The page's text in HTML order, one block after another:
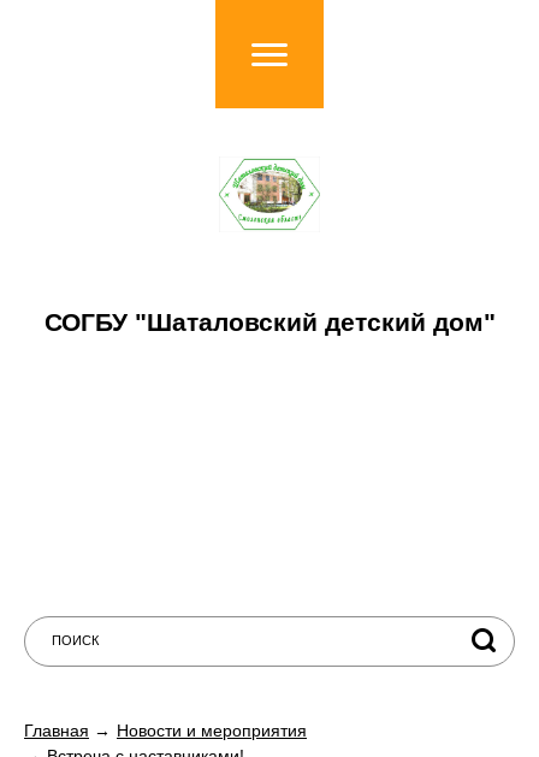
СОГБУ "Шаталовский детский дом"
Главная
Новости и мероприятия